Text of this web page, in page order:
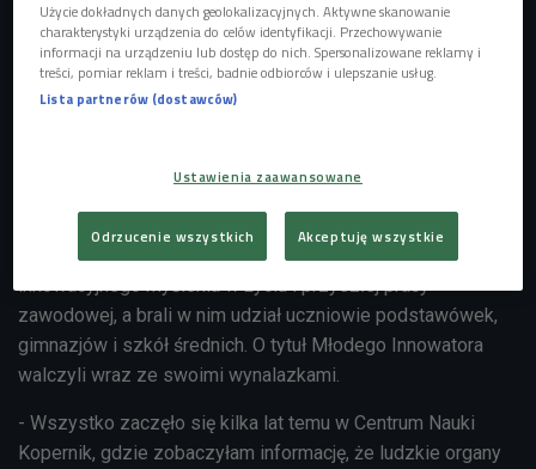
Celem konkursu jest zainspirowanie młodych Polaków do
innowacyjnego myślenia w życiu i przyszłej pracy
zawodowej, a brali w nim udział uczniowie podstawówek,
gimnazjów i szkół średnich. O tytuł Młodego Innowatora
walczyli wraz ze swoimi wynalazkami.
- Wszystko zaczęło się kilka lat temu w Centrum Nauki
Kopernik, gdzie zobaczyłam informację, że ludzkie organy
Użycie dokładnych danych geolokalizacyjnych. Aktywne skanowanie
charakterystyki urządzenia do celów identyfikacji. Przechowywanie
informacji na urządzeniu lub dostęp do nich. Spersonalizowane reklamy i
treści, pomiar reklam i treści, badnie odbiorców i ulepszanie usług.
Lista partnerów (dostawców)
Ustawienia zaawansowane
Odrzucenie wszystkich Akceptuję wszystkie